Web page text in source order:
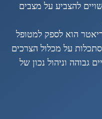
להצביע על מצבים
הוא לספק למטופל
על מכלול הצרכים
גבוהה וניהול נכון של